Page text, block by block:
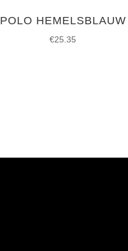
POLO HEMELSBLAUW
€25.35